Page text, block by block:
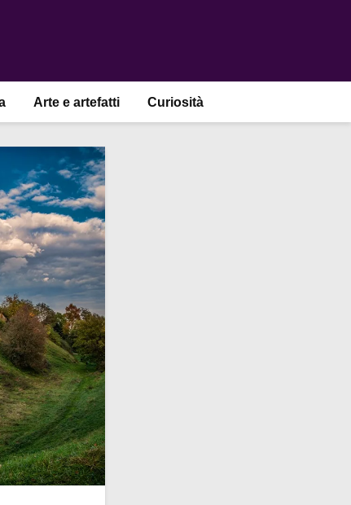
Arte e artefatti Curiosità